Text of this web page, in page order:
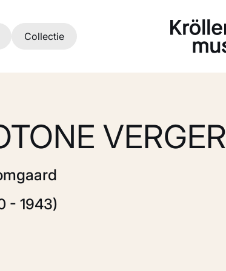
Collectie
VERGER
- 1943)